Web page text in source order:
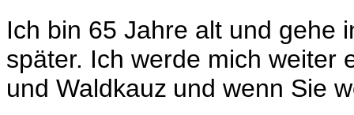
Ich bin 65 Jahre alt und gehe
später. Ich werde mich weiter
und Waldkauz und wenn Sie